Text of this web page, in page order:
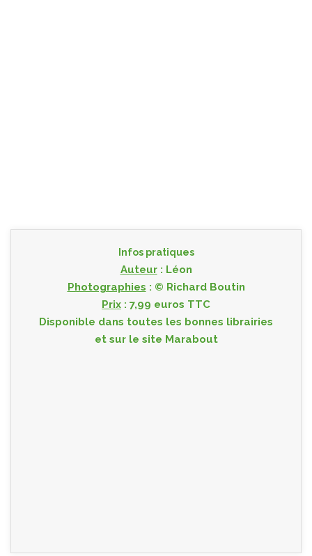
Infos pratiques
Auteur: Léon
Photographies : © Richard Boutin
Prix : 7,99 euros TTC
Disponible dans toutes les bonnes librairies
et sur le site Marabout